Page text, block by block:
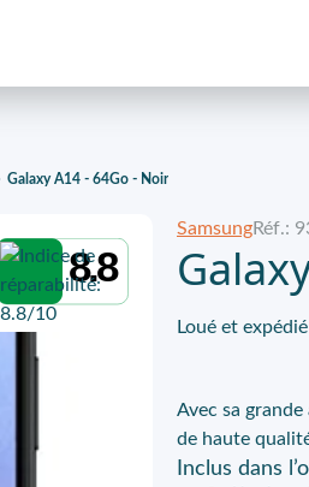
Galaxy A14 - 64Go - Noir
8.8
SamsungRéf.:
Loué et
Avec sa
de haute
Inclus dans